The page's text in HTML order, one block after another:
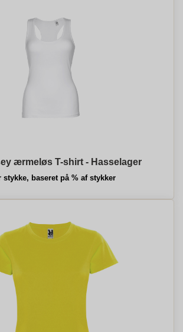
ærmeløs T-shirt - Hasselager
stykke, baseret på % af stykker